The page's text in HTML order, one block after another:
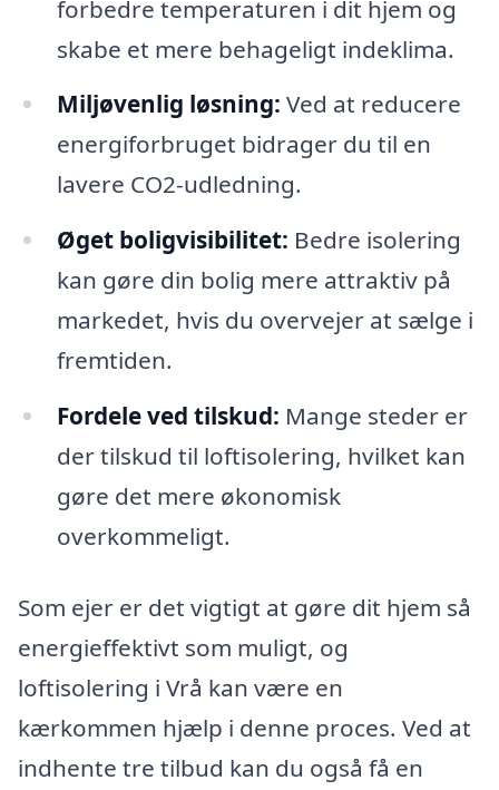
forbedre temperaturen i dit hjem og
skabe et mere behageligt indeklima.
Miljøvenlig løsning: Ved at reducere
energiforbruget bidrager du til en
lavere CO2-udledning.
Øget boligvisibilitet: Bedre isolering
kan gøre din bolig mere attraktiv på
markedet, hvis du overvejer at sælge i
fremtiden.
Fordele ved tilskud: Mange steder er
der tilskud til loftisolering, hvilket kan
gøre det mere økonomisk
overkommeligt.
Som ejer er det vigtigt at gøre dit hjem så
energieffektivt som muligt, og
loftisolering i Vrå kan være en
kærkommen hjælp i denne proces. Ved at
indhente tre tilbud kan du også få en